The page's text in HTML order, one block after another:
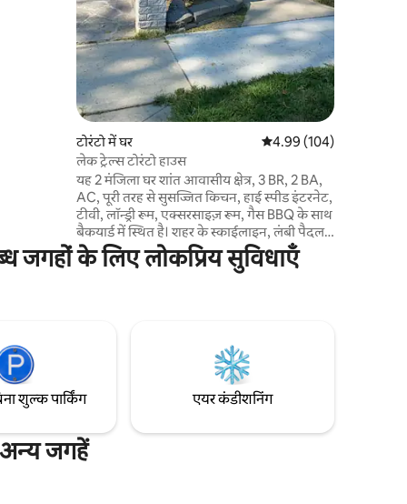
टोरंटो में घर औसत रेटिंग 5 में से 4.99,
4.99 (104)
लेक ट्रेल्स टोरंटो हाउस
यह 2 मंजिला घर शांत आवासीय क्षेत्र, 3 BR, 2 BA,
AC, पूरी तरह से सुसज्जित किचन, हाई स्पीड इंटरनेट,
टीवी, लॉन्ड्री रूम, एक्सरसाइज़ रूम, गैस BBQ के साथ
बैकयार्ड में स्थित है। शहर के स्काईलाइन, लंबी पैदल
यात्रा और बाइकिंग ट्रेल्स के शानदार नज़ारों के साथ
लेक ओंटारियो से दूर कदम रखें। हम एक केंद्रीय
अंदर रेस्टोरेंट और किराने की दुकानें।
जगहों के लिए लोकप्रिय सुविधाएँ
शुल्क पार्किंग एयर कंडीशनिंग
जगहें